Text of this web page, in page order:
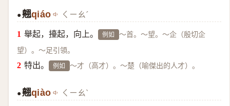
●翹qiáo ㄑㄧㄠˊ
舉起，擡起，向上。 例如 ～首。～望。～企（殷切企
望）。～足引領。
特出。 例如 ～才（高才）。～楚（喻傑出的人才）。
●翹qiào ㄑㄧㄠˋ